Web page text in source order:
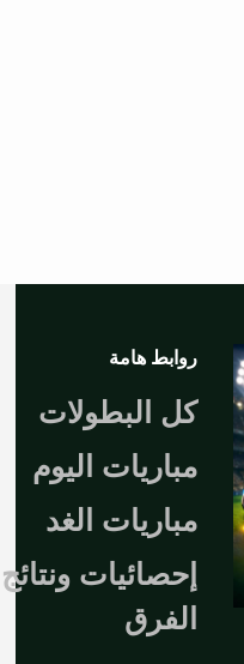
روابط هامة
كل البطولات
مباريات اليوم
مباريات الغد
إحصائيات ونتائج
الفرق